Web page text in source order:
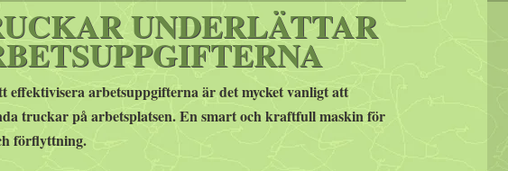
UNDERLÄTTAR
effektivisera arbetsuppgifterna är det mycket vanligt att
truckar på arbetsplatsen. En smart och kraftfull maskin för
förflyttning.